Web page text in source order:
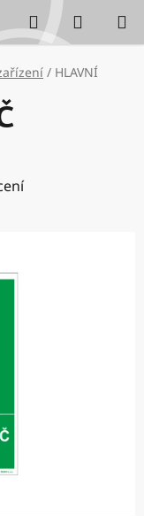
Hledat
KOŠÍK
/ HLAVNÍ